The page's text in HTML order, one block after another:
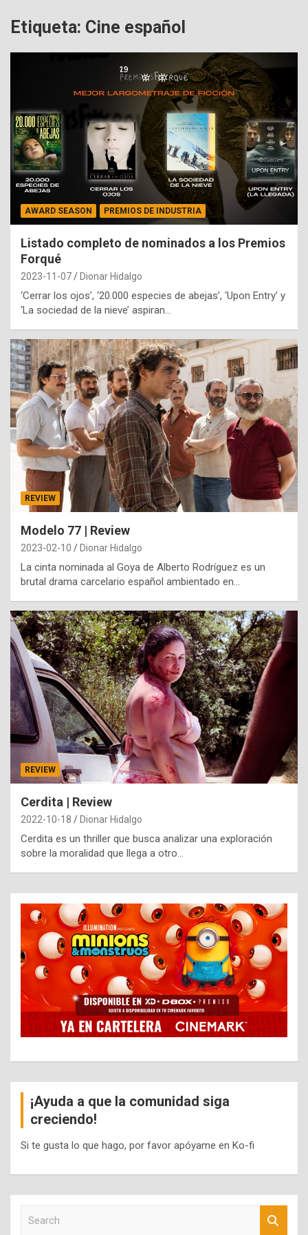
Etiqueta: Cine español
AWARD SEASON PREMIOS DE INDUSTRIA
Listado completo de nominados a los Premios
Forqué
2023-11-07 Dionar Hidalgo
‘Cerrar los ojos’, ‘20.000 especies de abejas’, ‘Upon Entry’ y
‘La sociedad de la nieve’ aspiran…
REVIEW
Modelo 77 | Review
2023-02-10 Dionar Hidalgo
La cinta nominada al Goya de Alberto Rodríguez es un
brutal drama carcelario español ambientado en…
REVIEW
Cerdita | Review
2022-10-18 Dionar Hidalgo
Cerdita es un thriller que busca analizar una exploración
sobre la moralidad que llega a otro…
¡Ayuda a que la comunidad siga
creciendo!
Si te gusta lo que hago, por favor apóyame en Ko-fi